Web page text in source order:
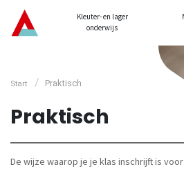
Kleuter- en lager
onderwijs
Start / Praktisch
Praktisch
De wijze waarop je je klas inschrijft is